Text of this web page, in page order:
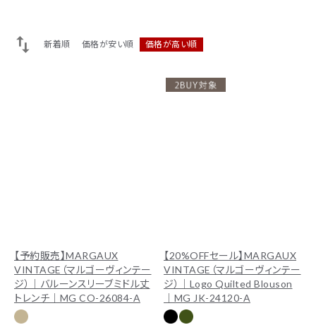
新着順 価格が安い順 価格が高い順
【予約販売】MARGAUX
VINTAGE（マルゴーヴィンテー
ジ）｜バルーンスリーブミドル丈
トレンチ｜MG CO-26084-A
【20%OFFセール】MARGAUX
VINTAGE（マルゴーヴィンテー
ジ）｜Logo Quilted Blouson
｜MG JK-24120-A